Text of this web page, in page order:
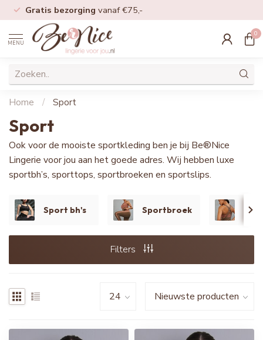
Gratis bezorging vanaf €75,-
MENU
0
Home / Sport
Sport
Ook voor de mooiste sportkleding ben je bij Be®Nice
Lingerie voor jou aan het goede adres. Wij hebben luxe
sportbh’s, sporttops, sportbroeken en sportslips.
Sport bh's Sportbroek
Filters